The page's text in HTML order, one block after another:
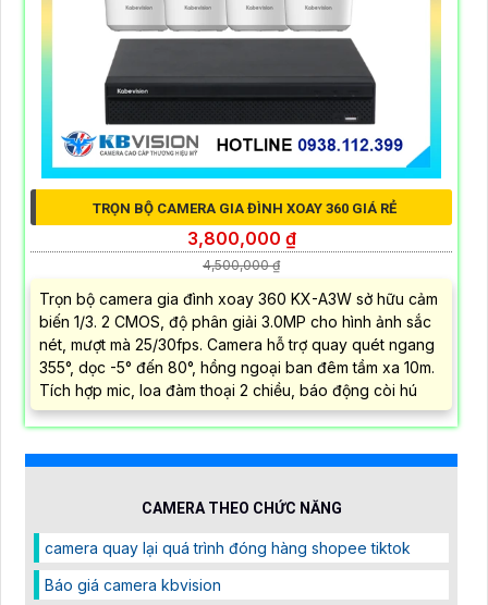
TRỌN BỘ CAMERA GIA ĐÌNH XOAY 360 GIÁ RẺ
3,800,000 ₫
4,500,000 ₫
Trọn bộ camera gia đình xoay 360 KX-A3W sở hữu cảm
biến 1/3. 2 CMOS, độ phân giải 3.0MP cho hình ảnh sắc
nét, mượt mà 25/30fps. Camera hỗ trợ quay quét ngang
355°, dọc -5° đến 80°, hồng ngoại ban đêm tầm xa 10m.
Tích hợp mic, loa đàm thoại 2 chiều, báo động còi hú
CAMERA THEO CHỨC NĂNG
camera quay lại quá trình đóng hàng shopee tiktok
Báo giá camera kbvision